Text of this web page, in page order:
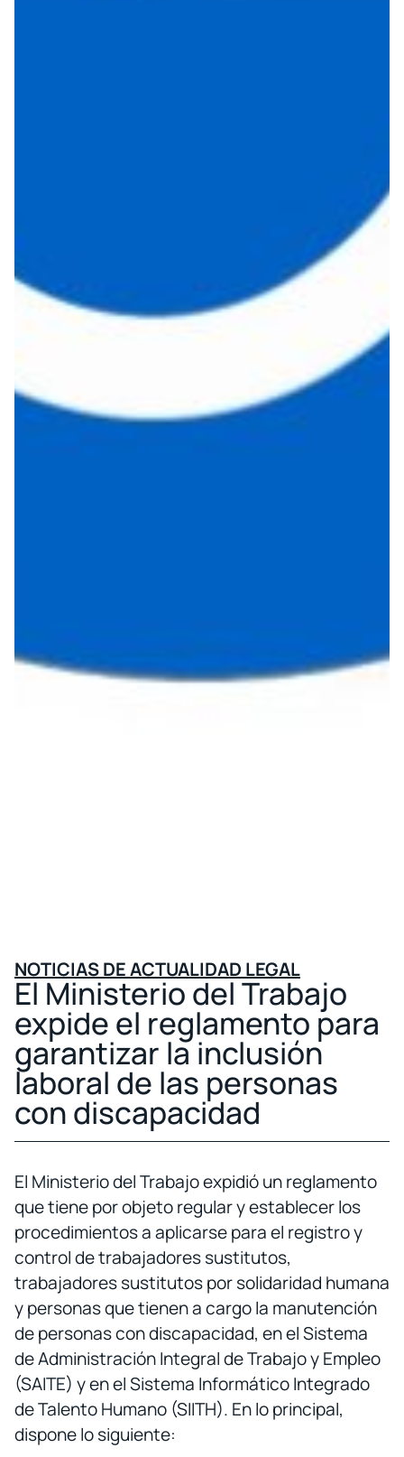
NOTICIAS DE ACTUALIDAD LEGAL
El Ministerio del Trabajo
expide el reglamento para
garantizar la inclusión
laboral de las personas
con discapacidad
El Ministerio del Trabajo expidió un reglamento
que tiene por objeto regular y establecer los
procedimientos a aplicarse para el registro y
control de trabajadores sustitutos,
trabajadores sustitutos por solidaridad humana
y personas que tienen a cargo la manutención
de personas con discapacidad, en el Sistema
de Administración Integral de Trabajo y Empleo
(SAITE) y en el Sistema Informático Integrado
de Talento Humano (SIITH). En lo principal,
dispone lo siguiente: